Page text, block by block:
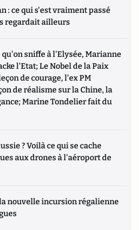
: ce qui s'est vraiment passé
regardait ailleurs
qu'on sniffe à l'Elysée, Marianne
l'Etat; Le Nobel de la Paix
de courage, l'ex PM
de réalisme sur la Chine, la
Marine Tondelier fait du
? Voilà ce qui se cache
aux drones à l'aéroport de
nouvelle incursion régalienne